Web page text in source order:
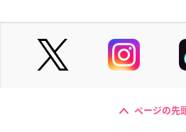
ページの先